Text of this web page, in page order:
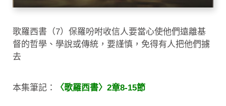
歌羅西書（7）保羅吩咐收信人要當心使他們遠離基
督的哲學、學說或傳統，要謹慎，免得有人把他們擄
去
本集筆記： 〈歌羅西書〉2章8-15節